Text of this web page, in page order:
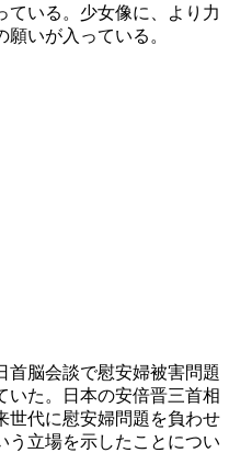
ている。少女像に、より力
いが入っている。
首脳会談で慰安婦被害問題
いた。日本の安倍晋三首相
世代に慰安婦問題を負わせ
う立場を示したことについ